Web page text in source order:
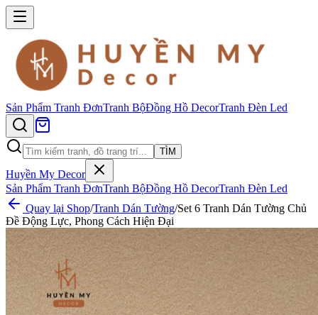
Sản Phẩm Tranh ĐơnTranh BộĐồng Hồ DecorTranh Đèn Led
TÌM
Huyền My Decor
Sản Phẩm Tranh ĐơnTranh BộĐồng Hồ DecorTranh Đèn Led
Quay lại Shop/Tranh Dán Tường/Set 6 Tranh Dán Tường Chủ
Đề Động Lực, Phong Cách Hiện Đại